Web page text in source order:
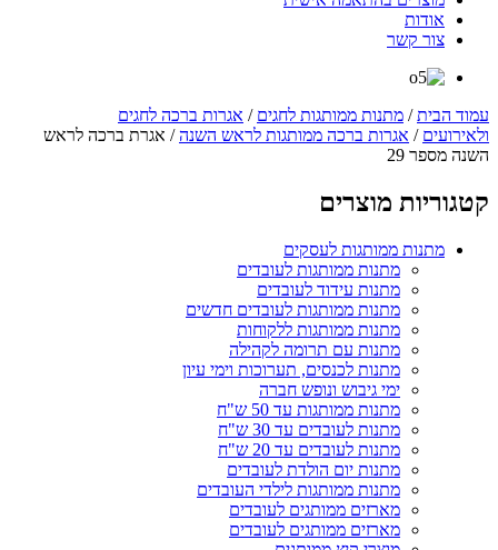
אודות
צור קשר
עמוד הבית/ מתנות ממותגות לחגים / אגרות ברכה לחגים
ולאירועים / אגרות ברכה ממותגות לראש השנה/ אגרת ברכה לראש
השנה מספר 29
קטגוריות מוצרים
מתנות ממותגות לעסקים
מתנות ממותגות לעובדים
מתנות עידוד לעובדים
מתנות ממותגות לעובדים חדשים
מתנות ממותגות ללקוחות
מתנות עם תרומה לקהילה
מתנות לכנסים, תערוכות וימי עיון
ימי גיבוש ונופש חברה
מתנות ממותגות עד 50 ש"ח
מתנות לעובדים עד 30 ש"ח
מתנות לעובדים עד 20 ש"ח
מתנות יום הולדת לעובדים
מתנות ממותגות לילדי העובדים
מארזים ממותגים לעובדים
מארזים ממותגים לעובדים